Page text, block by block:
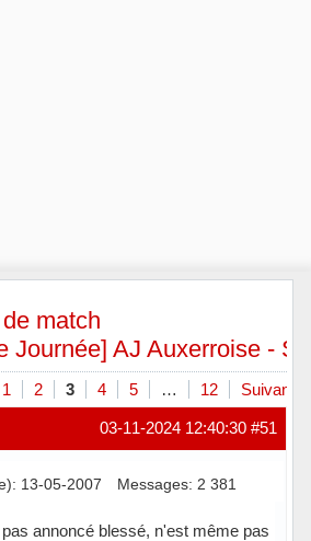
match
Journée] AJ Auxerroise -
1 2 3 4 5 … 12 Suivant
#51
03-11-2024 12:40:30
13-05-2007 Messages: 2 381
annoncé blessé, n'est même pas